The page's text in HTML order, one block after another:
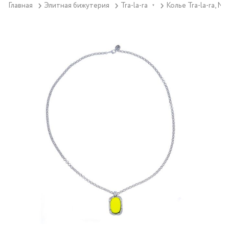
Главная Элитная бижутерия Tra-la-ra ▼ Колье Tra-la-ra,